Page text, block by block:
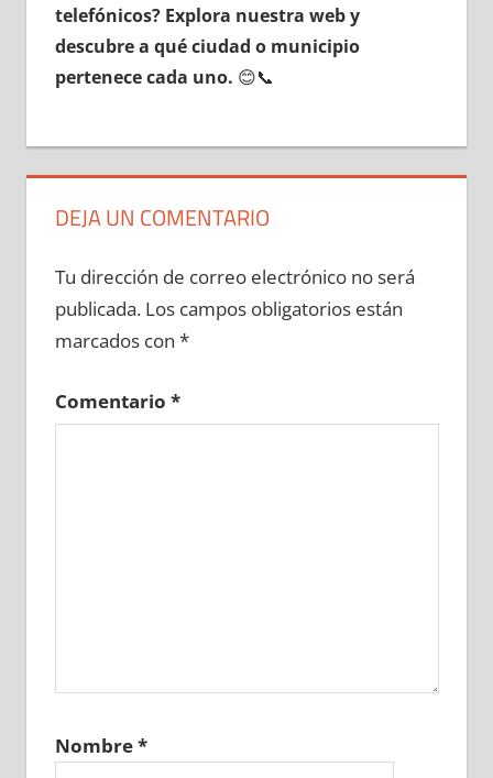
telefónicos? Explora nuestra web у
descubre а qué ciudad ο municipio
pertenece cada uno. 😊📞
DEJA UN COMENTARIO
Tu dirección de correo electrónico no será
publicada. Los campos obligatorios están
marcados con *
Comentario *
Nombre*